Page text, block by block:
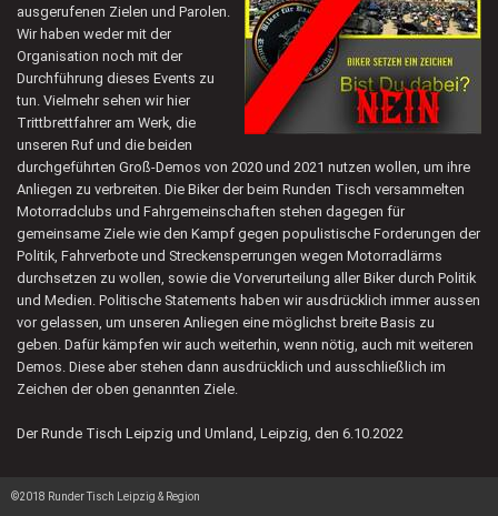
ausgerufenen Zielen und Parolen.
Wir haben weder mit der
Organisation noch mit der
Durchführung dieses Events zu
tun. Vielmehr sehen wir hier
Trittbrettfahrer am Werk, die
unseren Ruf und die beiden
durchgeführten Groß-Demos von 2020 und 2021 nutzen wollen, um ihre
Anliegen zu verbreiten. Die Biker der beim Runden Tisch versammelten
Motorradclubs und Fahrgemeinschaften stehen dagegen für
gemeinsame Ziele wie den Kampf gegen populistische Forderungen der
Politik, Fahrverbote und Streckensperrungen wegen Motorradlärms
durchsetzen zu wollen, sowie die Vorverurteilung aller Biker durch Politik
und Medien. Politische Statements haben wir ausdrücklich immer aussen
vor gelassen, um unseren Anliegen eine möglichst breite Basis zu
geben. Dafür kämpfen wir auch weiterhin, wenn nötig, auch mit weiteren
Demos. Diese aber stehen dann ausdrücklich und ausschließlich im
Zeichen der oben genannten Ziele.
Der Runde Tisch Leipzig und Umland, Leipzig, den 6.10.2022
©2018 Runder Tisch Leipzig & Region